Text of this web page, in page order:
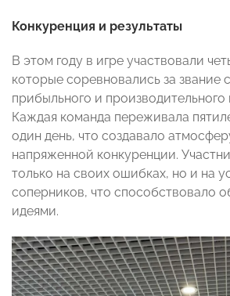
Конкуренция и результаты
В этом году в игре участвовали
которые соревновались за звание
прибыльного и производительного
Каждая команда переживала
один день, что создавало
напряженной конкуренции.
только на своих ошибках, но и на
соперников, что способствовало
идеями.